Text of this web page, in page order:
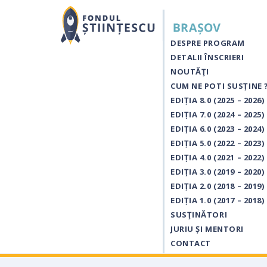
DESPRE PROGRAM
DETALII ÎNSCRIERI
NOUTĂŢI
CUM NE POTI SUSȚINE
EDIȚIA 8.0 (2025 – 2026)
EDIȚIA 7.0 (2024 – 2025)
EDIȚIA 6.0 (2023 – 2024)
EDIȚIA 5.0 (2022 – 2023)
EDIȚIA 4.0 (2021 – 2022)
EDIȚIA 3.0 (2019 – 2020)
EDIȚIA 2.0 (2018 – 2019)
EDIȚIA 1.0 (2017 – 2018)
SUSŢINĂTORI
JURIU ȘI MENTORI
CONTACT